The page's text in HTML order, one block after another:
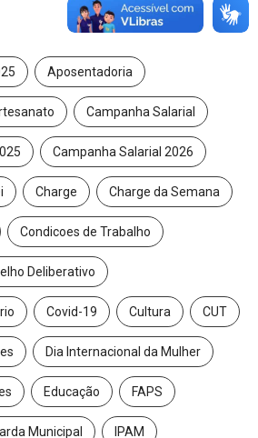
Aposentadoria
Campanha Salarial
Campanha Salarial 2026
Charge Charge da Semana
Condicoes de Trabalho
Deliberativo
Covid-19 Cultura CUT
Dia Internacional da Mulher
Educação FAPS
Municipal IPAM